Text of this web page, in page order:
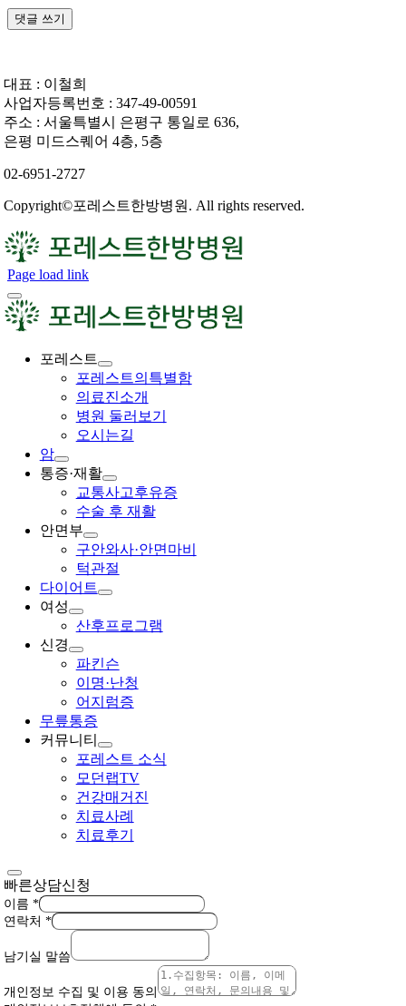
대표 : 이철희
사업자등록번호 : 347-49-00591
주소 : 서울특별시 은평구 통일로 636,
은평 미드스퀘어 4층, 5층
02-6951-2727
Copyright©포레스트한방병원. All rights reserved.
Page load link
포레스트
포레스트의특별함
의료진소개
병원 둘러보기
오시는길
암
통증·재활
교통사고후유증
수술 후 재활
안면부
구안와사·안면마비
턱관절
다이어트
여성
산후프로그램
신경
파킨슨
이명·난청
어지럼증
무릎통증
커뮤니티
포레스트 소식
모던랩TV
건강매거진
치료사례
치료후기
빠른상담신청
이름 *
연락처 *
남기실 말씀
개인정보 수집 및 이용 동의